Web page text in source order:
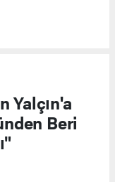
Yalçın'a
Beri